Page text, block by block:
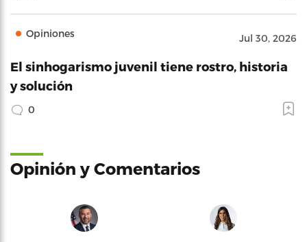
Opiniones Jul 30, 2026
El sinhogarismo juvenil tiene rostro, historia
y solución
0
Opinión y Comentarios